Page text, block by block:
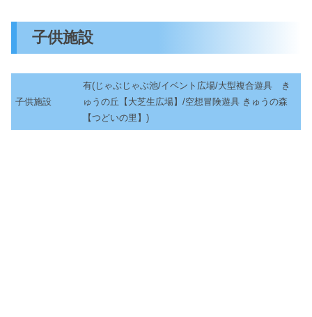
子供施設
子供施設
有(じゃぶじゃぶ池/イベント広場/大型複合遊具 き
ゅうの丘【大芝生広場】/空想冒険遊具 きゅうの森
【つどいの里】)